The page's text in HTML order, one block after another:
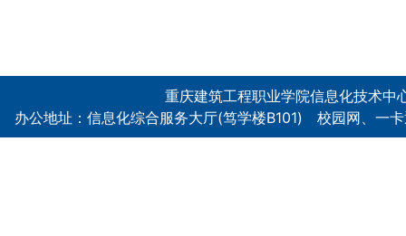
重庆建筑工程职业学院信息化技术
办公地址：信息化综合服务大厅(笃学楼B101) 校园网、一